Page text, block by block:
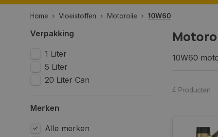
Home Vloeistoffen Motorolie 10W60
Verpakking
1 Liter
5 Liter
20 Liter Can
Merken
Alle merken
10W60
De
4 Producten